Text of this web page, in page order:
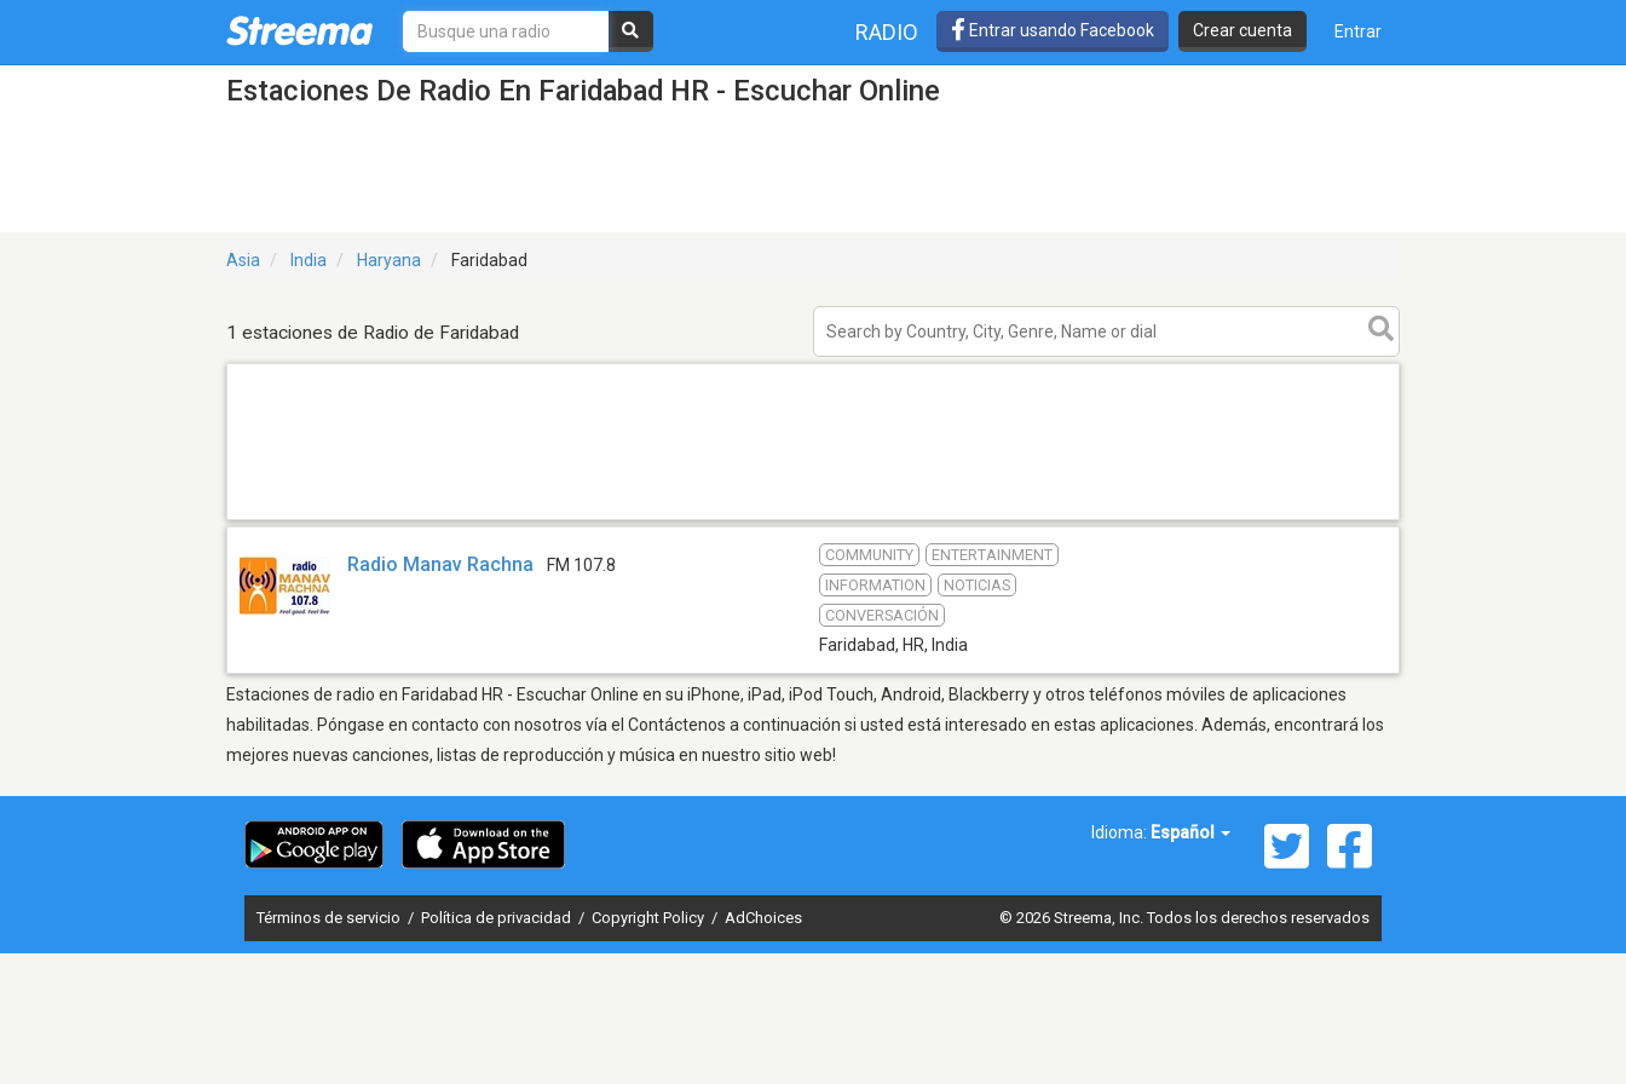
RADIO Entrar usando Facebook Crear cuenta Entrar
Estaciones De Radio En Faridabad HR - Escuchar Online
Asia India Haryana Faridabad
1 estaciones de Radio de Faridabad
Radio Manav Rachna FM 107.8
COMMUNITY
ENTERTAINMENT
INFORMATION
NOTICIAS
CONVERSACIÓN
Faridabad, HR, India
Estaciones de radio en Faridabad HR - Escuchar Online en su iPhone, iPad, iPod Touch, Android, Blackberry y otros teléfonos móviles de aplicaciones
habilitadas. Póngase en contacto con nosotros vía el Contáctenos a continuación si usted está interesado en estas aplicaciones. Además, encontrará los
mejores nuevas canciones, listas de reproducción y música en nuestro sitio web!
Idioma: Español
Términos de servicio / Política de privacidad / Copyright Policy / AdChoices © 2026 Streema, Inc. Todos los derechos reservados